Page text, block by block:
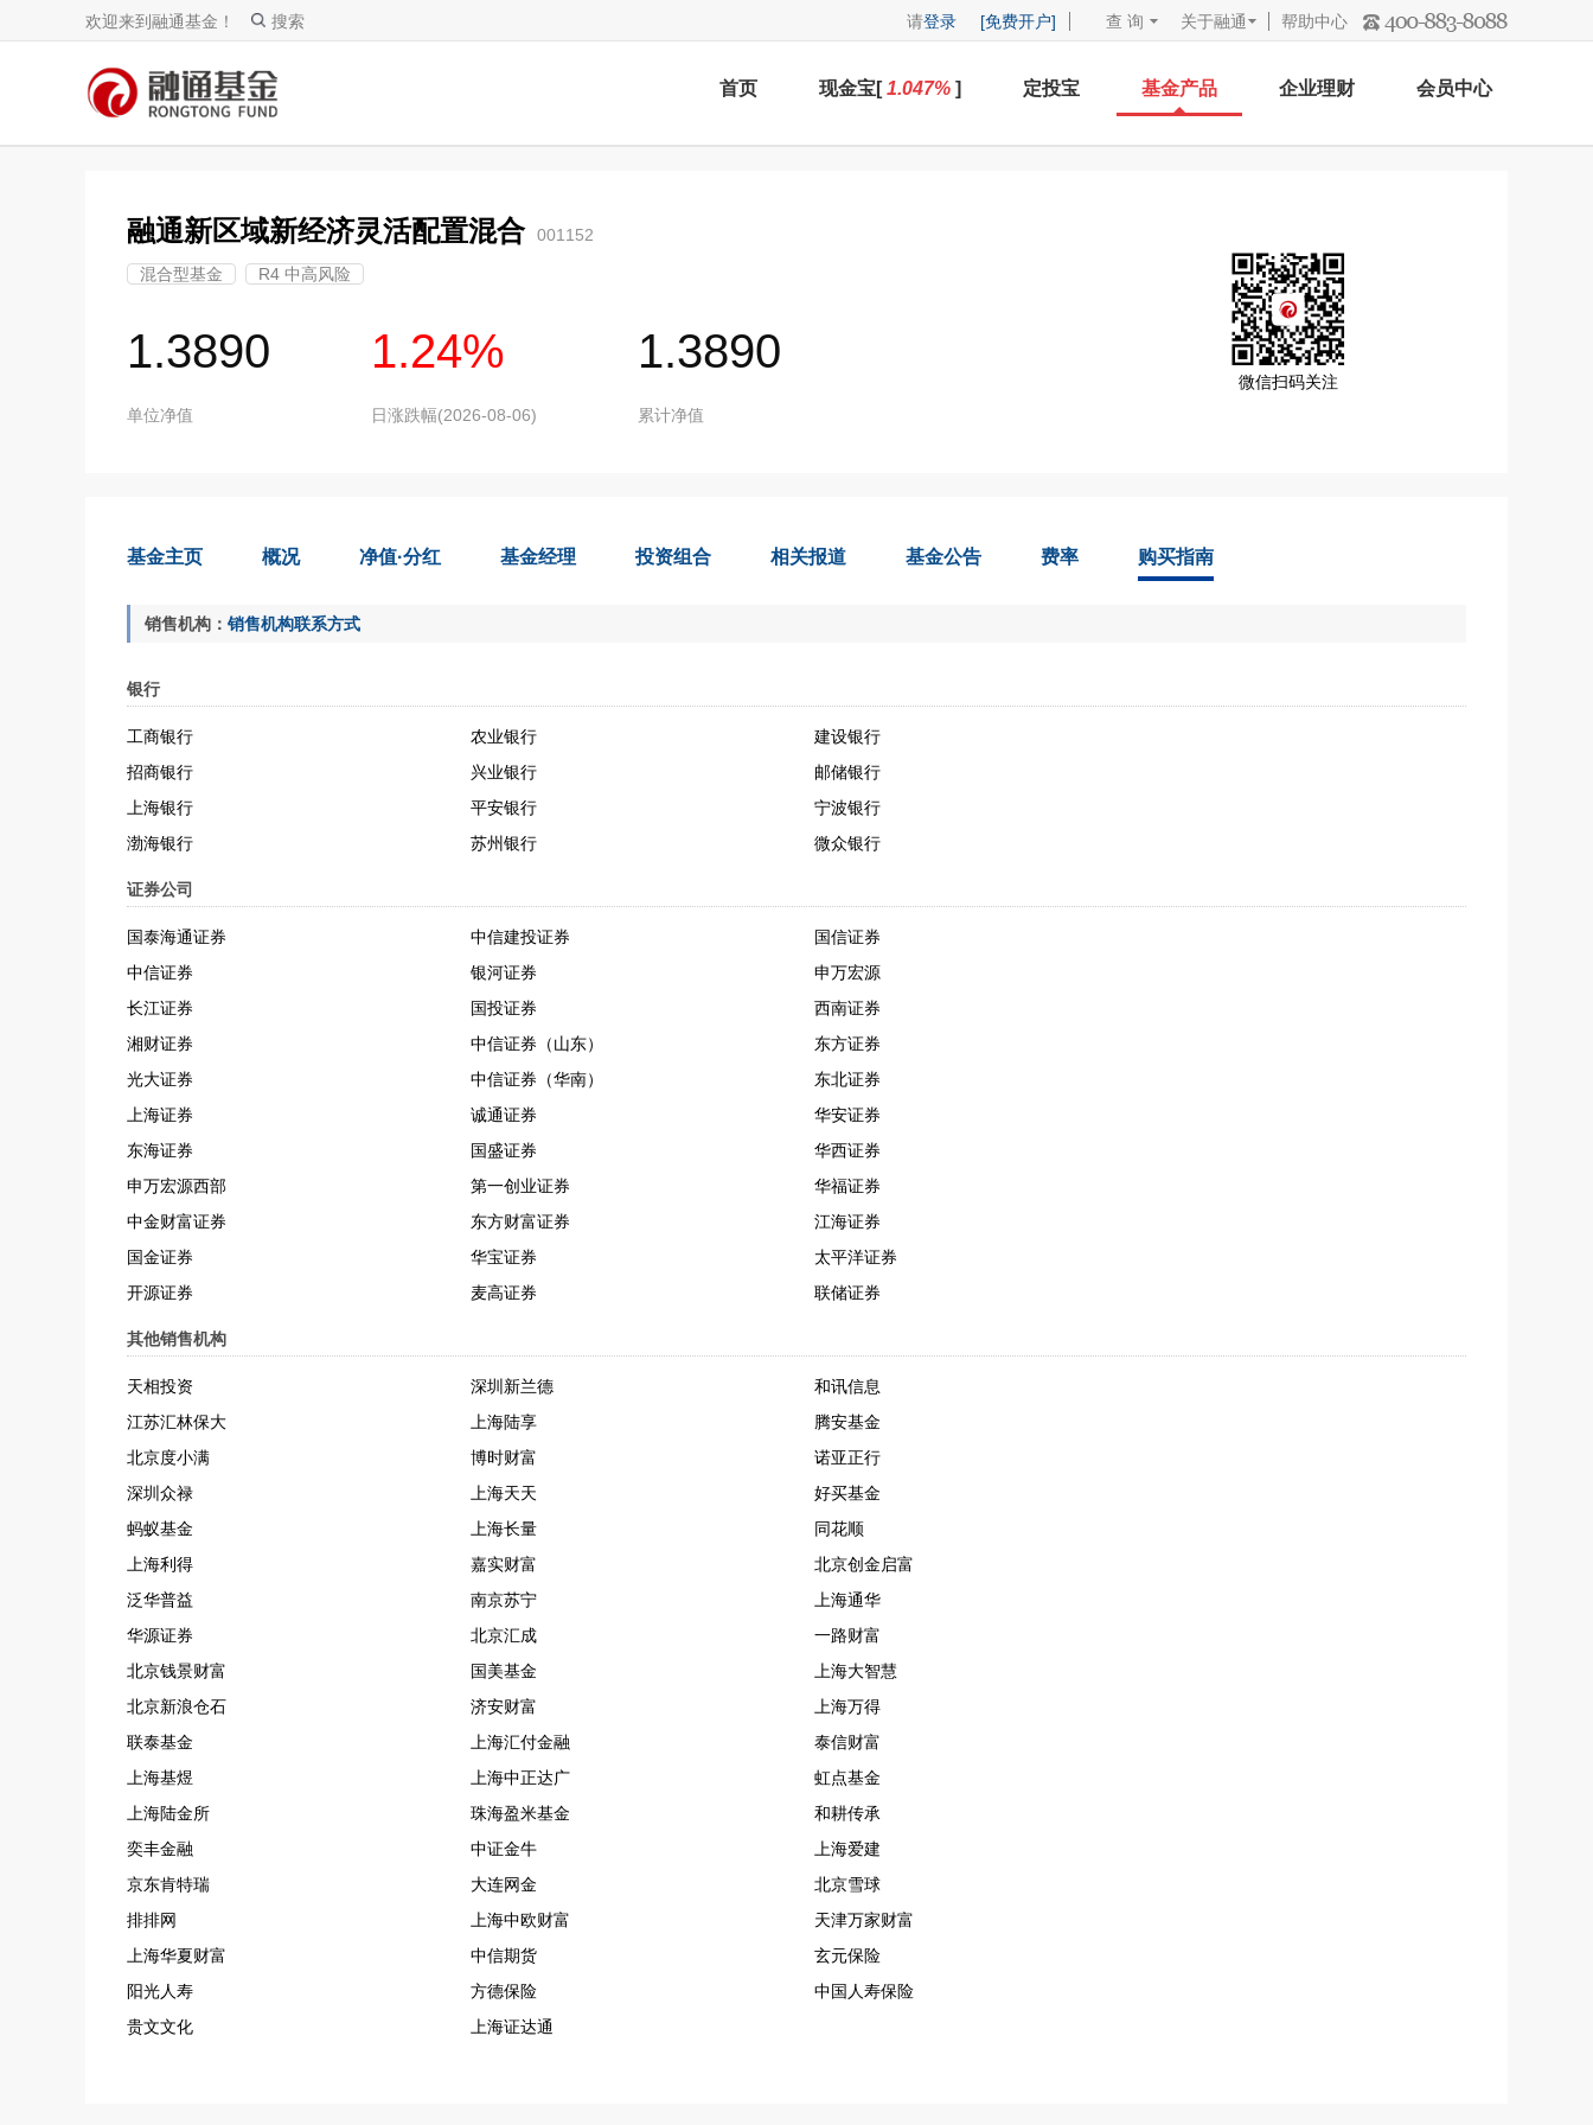
欢迎来到融通基金！ 搜索 请登录 [免费开户] 查 询 关于融通 帮助中心
首页 现金宝[1.047% ] 定投宝 基金产品 企业理财 会员中心
融通新区域新经济灵活配置混合 001152
混合型基金 R4 中高风险
1.3890
单位净值
1.24%
日涨跌幅(2026-08-06)
1.3890
累计净值
微信扫码关注
基金主页 概况 净值·分红 基金经理 投资组合 相关报道 基金公告 费率 购买指南
销售机构： 销售机构联系方式
银行
工商银行 农业银行
建设银行
招商银行
兴业银行
邮储银行
上海银行
平安银行
宁波银行
渤海银行
苏州银行 微众银行
证券公司
国泰海通证券 中信建投证券
国信证券
中信证券
银河证券
申万宏源
长江证券
国投证券
西南证券
湘财证券
中信证券（山东）
东方证券
光大证券
中信证券（华南）
东北证券
上海证券
诚通证券
华安证券
东海证券
国盛证券
华西证券
申万宏源西部
第一创业证券
华福证券
中金财富证券
东方财富证券
江海证券
国金证券
华宝证券
太平洋证券
开源证券
麦高证券 联储证券
其他销售机构
天相投资 深圳新兰德
和讯信息
江苏汇林保大
上海陆享
腾安基金
北京度小满
博时财富
诺亚正行
深圳众禄
上海天天
好买基金
蚂蚁基金
上海长量
同花顺
上海利得
嘉实财富
北京创金启富
泛华普益
南京苏宁
上海通华
华源证券
北京汇成
一路财富
北京钱景财富
国美基金
上海大智慧
北京新浪仓石
济安财富
上海万得
联泰基金
上海汇付金融
泰信财富
上海基煜
上海中正达广
虹点基金
上海陆金所
珠海盈米基金
和耕传承
奕丰金融
中证金牛
上海爱建
京东肯特瑞
大连网金
北京雪球
排排网
上海中欧财富
天津万家财富
上海华夏财富
中信期货
玄元保险
阳光人寿
方德保险
中国人寿保险
贵文文化
上海证达通